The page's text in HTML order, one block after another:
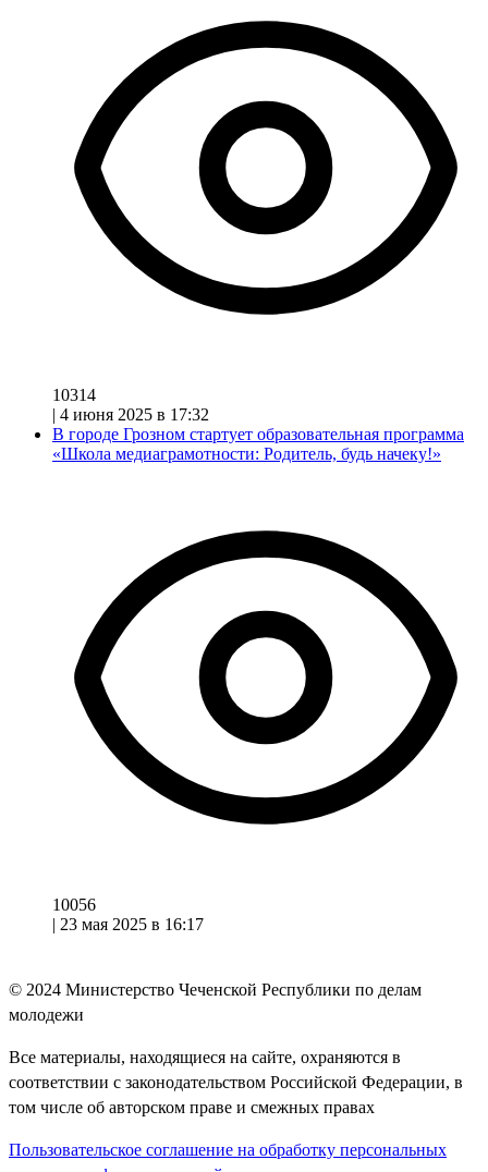
10314
| 4 июня 2025 в 17:32
В городе Грозном стартует образовательная программа
«Школа медиаграмотности: Родитель, будь начеку!»
10056
| 23 мая 2025 в 16:17
© 2024 Министерство Чеченской Республики по делам
молодежи
Все материалы, находящиеся на сайте, охраняются в
соответствии с законодательством Российской Федерации, в
том числе об авторском праве и смежных правах
Пользовательское соглашение на обработку персональных